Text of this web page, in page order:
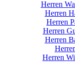
Herren
Herren
Herren
Herren
Herren
Herren